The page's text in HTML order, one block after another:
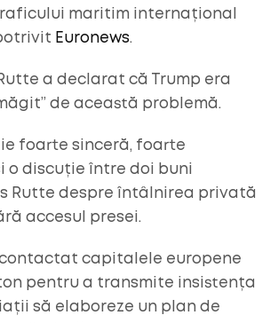
maritim internațional
Euronews.
a declarat că Trump era
de această problemă.
foarte sinceră, foarte
o discuție între doi buni
Rutte despre întâlnirea privată
accesul presei.
capitalele europene
pentru a transmite insistența
să elaboreze un plan de